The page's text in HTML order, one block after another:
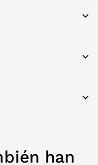
han